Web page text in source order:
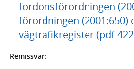
fordonsförordningen
förordningen (2001:650)
vägtrafikregister (pdf
Remissvar: